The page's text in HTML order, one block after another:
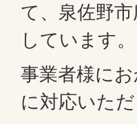
て、泉佐野
しています。
事業者様に
に対応いた